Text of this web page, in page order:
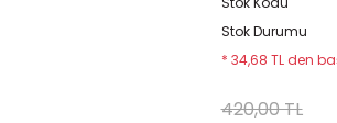
Stok Durumu
* 34,68 TL den
420,00 TL